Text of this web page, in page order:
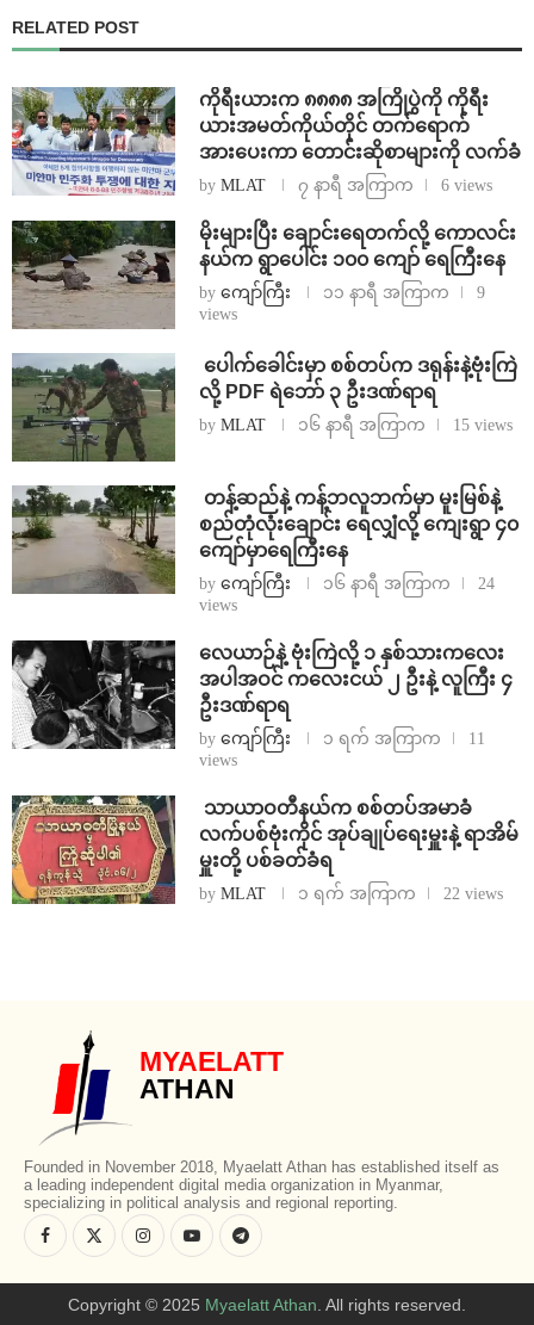
RELATED POST
ကိုရီးယားက ၈၈၈၈ အကြိုပွဲကို ကိုရီး
ယားအမတ်ကိုယ်တိုင် တက်ရောက်
အားပေးကာ တောင်းဆိုစာများကို လက်ခံ
by MLAT ၇ နာရီ အကြာက 6 views
⁨မိုးများပြီး ချောင်းရေတက်လို့ ကောလင်း
နယ်က ရွာပေါင်း ၁၀၀ ကျော် ရေကြီးနေ
by ကျော်ကြီး ၁၁ နာရီ အကြာက
9
views
⁩ ⁨ပေါက်ခေါင်းမှာ စစ်တပ်က ဒရုန်းနဲ့ဗုံးကြဲ
လို့ PDF ရဲဘော် ၃ ဦးဒဏ်ရာရ
by MLAT ၁၆ နာရီ အကြာက 15 views
⁩ ⁨တန့်ဆည်နဲ့ ကန့်ဘလူဘက်မှာ မူးမြစ်နဲ့
စည်တုံလုံးချောင်း ရေလျှံလို့ ကျေးရွာ ၄၀
ကျော်မှာရေကြီးနေ
by ကျော်ကြီး ၁၆ နာရီ အကြာက
24
views
⁨လေယာဉ်နဲ့ ဗုံးကြဲလို့ ၁ နှစ်သားကလေး
အပါအဝင် ကလေးငယ် ၂ ဦးနဲ့ လူကြီး ၄
ဦးဒဏ်ရာရ
by ကျော်ကြီး ၁ ရက် အကြာက
11
views
⁩ ⁨သာယာဝတီနယ်က စစ်တပ်အမာခံ
လက်ပစ်ဗုံးကိုင် အုပ်ချုပ်ရေးမှူးနဲ့ ရာအိမ်
မှူးတို့ ပစ်ခတ်ခံရ
by MLAT ၁ ရက် အကြာက 22 views
MYAELATT
ATHAN
Founded in November 2018, Myaelatt Athan has established itself as
a leading independent digital media organization in Myanmar,
specializing in political analysis and regional reporting.
Copyright © 2025 Myaelatt Athan . All rights reserved.